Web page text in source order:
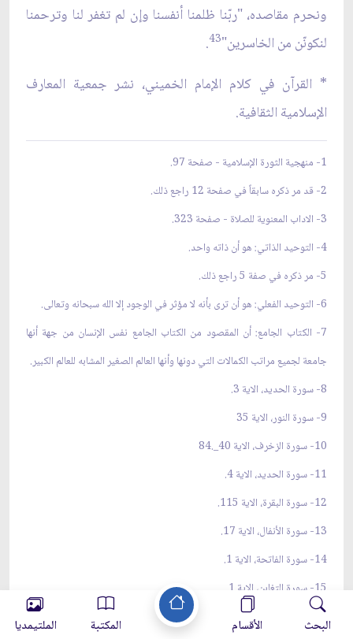
ونحرم مقاصده، "ربّنا ظلمنا أنفسنا وإن لم تغفر لنا وترحمنا
لنكونّن من الخاسرين"43
.
* القرآن في كلام الإمام الخميني، نشر جمعية المعارف
الإسلامية الثقافية.
1- منهجية الثورة الإسلامية - صفحة 97.
2- قد مر ذكره سابقاً في صفحة 12 راجع ذلك.
3- الاداب المعنوية للصلاة - صفحة 323.
4- التوحيد الذاتي: هو أن ذاته واحد.
5- مر ذكره في صفة 5 راجع ذلك.
6- التوحيد الفعلي: هو أن ترى بأنه لا مؤثر في الوجود إلا الله سبحانه وتعالى.
7- الكتاب الجامع: أن المقصود من الكتاب الجامع نفس الإنسان من جهة أنها
جامعة لجميع مراتب الكمالات التي دونها وأنها العالم الصغير المشابه للعالم الكبير.
8- سورة الحديد، الاية 3.
9- سورة النور، الاية 35
10- سورة الزخرف، الاية 40_.84
11- سورة الحديد، الاية 4.
12- سورة البقرة، الاية 115.
13- سورة الأنفال، الاية 17.
14- سورة الفاتحة، الاية 1.
15- سورة التغابن، الاية 1.
16- الكافي في الحديث، والمشهور ب"الكافي" هو أحد الكتب الأربعة عندالبحث الأقسام المكتبة الملتيمديا